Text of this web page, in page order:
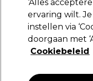
Livaura Vitamin
20,89 €
‘Alles
ervaring wilt.
instellen via
doorgaan met
Cookiebeleid